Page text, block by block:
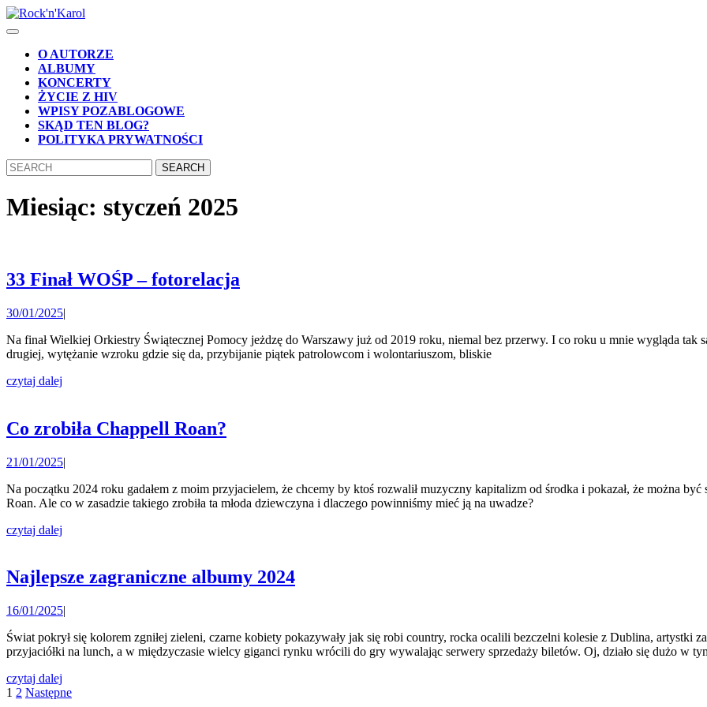
Skip
to
Skip
content
Open
ButtonO AUTORZE
ALBUMY
KONCERTY
ŻYCIE Z HIV
WPISY POZABLOGOWE
SKĄD TEN BLOG?
POLITYKA PRYWATNOŚCI
CLOSE
BUTTON
Search
for:
Miesiąc: styczeń 2025
33 Finał WOŚP – fotorelacja
–
fotorelacja
30/01/202530/01/2025
|
Na finał Wielkiej Orkiestry Świątecznej Pomocy jeżdzę do Warszawy już od 2019 roku, niemal bez przerwy. I co roku u mnie wygląda tak samo – od rana na nogach z aparatem w jednej ręce i z telefonem w
drugiej, wytężanie wzroku gdzie się da, przybijanie piątek patrolowcom i wolontariuszom, bliskie
czytaj dalej
Co zrobiła Chappell Roan?
Roan?
21/01/202521/01/2025
|
Na początku 2024 roku gadałem z moim przyjacielem, że chcemy by ktoś rozwalił muzyczny kapitalizm od środka i pokazał, że można być sobą oraz być wkurwionym. I tym kimś właśnie okazała się Chappell
Roan. Ale co w zasadzie takiego zrobiła ta młoda dziewczyna i dlaczego powinniśmy mieć ją na uwadze?
czytaj dalej
Najlepsze zagraniczne albumy 2024Najlepsze
2024
16/01/202516/01/2025
|
Świat pokrył się kolorem zgniłej zieleni, czarne kobiety pokazywały jak się robi country, rocka ocalili bezczelni kolesie z Dublina, artystki zaczęły być same sobie producentkami, gen-zety chciały zjadać
przyjaciółki na lunch, a w międzyczasie wielcy giganci rynku wrócili do gry wywalając serwery sprzedaży biletów. Oj, działo się dużo w
czytaj dalej
dalej
Stronicowanie
1 2 Następne